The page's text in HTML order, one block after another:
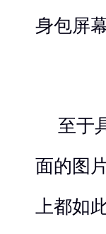
身包屏
至于
面的图
上都如